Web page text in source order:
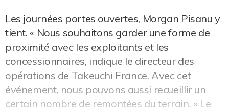
Les journées portes ouvertes, Morgan Pisanu y
tient. « Nous souhaitons garder une forme de
proximité avec les exploitants et les
concessionnaires, indique le directeur des
opérations de Takeuchi France. Avec cet
événement, nous pouvons aussi recueillir un
certain nombre de remontées du terrain. » Le